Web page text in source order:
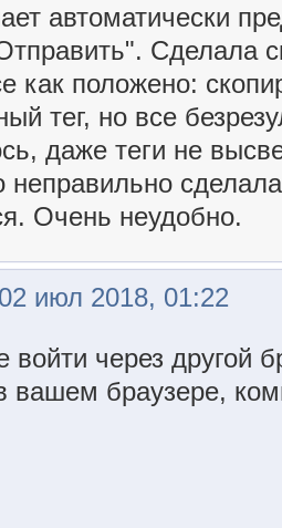
автоматически
Сделала
как положено:
тег, но все
даже теги не
неправильно
Очень неудобно.
июл 2018, 01:22
войти через другой
вашем браузере,